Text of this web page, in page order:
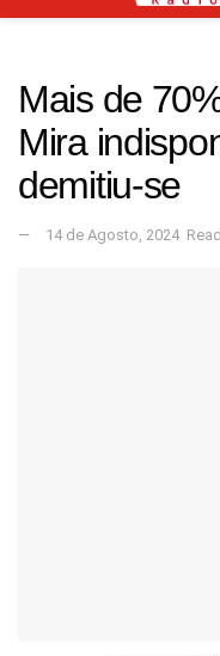
Mais de
Mira
demitiu-se
14 de Agosto, 2024